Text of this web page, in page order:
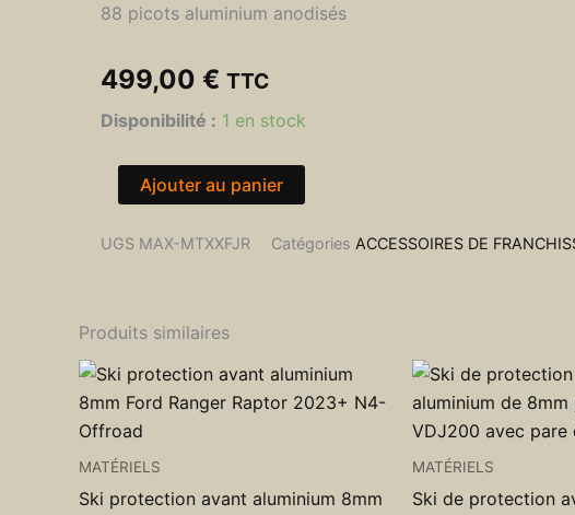
88 picots aluminium anodisés
499,00 € TTC
Disponibilité : 1 en stock
quantité
sable
XTREME
paire
Ajouter au panier
UGS MAX-MTXXFJR Catégories ACCESSOIRES DE
Produits similaires
MATÉRIELS
Ski protection avant aluminium 8mm
MATÉRIELS
Ski de protection